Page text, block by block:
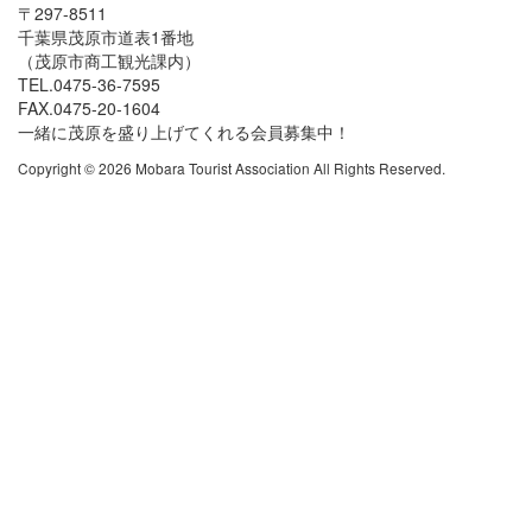
〒297-8511
千葉県茂原市道表1番地
（茂原市商工観光課内）
TEL.0475-36-7595
FAX.0475-20-1604
一緒に茂原を盛り上げてくれる会員募集中！
Copyright © 2026 Mobara Tourist Association All Rights Reserved.